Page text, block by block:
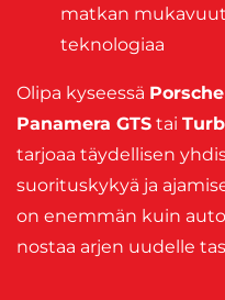
matkan
teknologiaa
Olipa kyseessä
Panamera GTS tai
tarjoaa täydellisen
suorituskykyä ja
on enemmän kuin
nostaa arjen uudelle